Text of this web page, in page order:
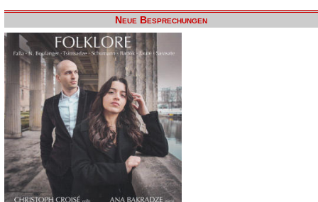
Neue Besprechungen